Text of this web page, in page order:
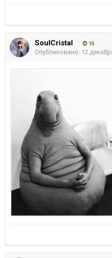
SoulCristal 15
Опубликовано: 12